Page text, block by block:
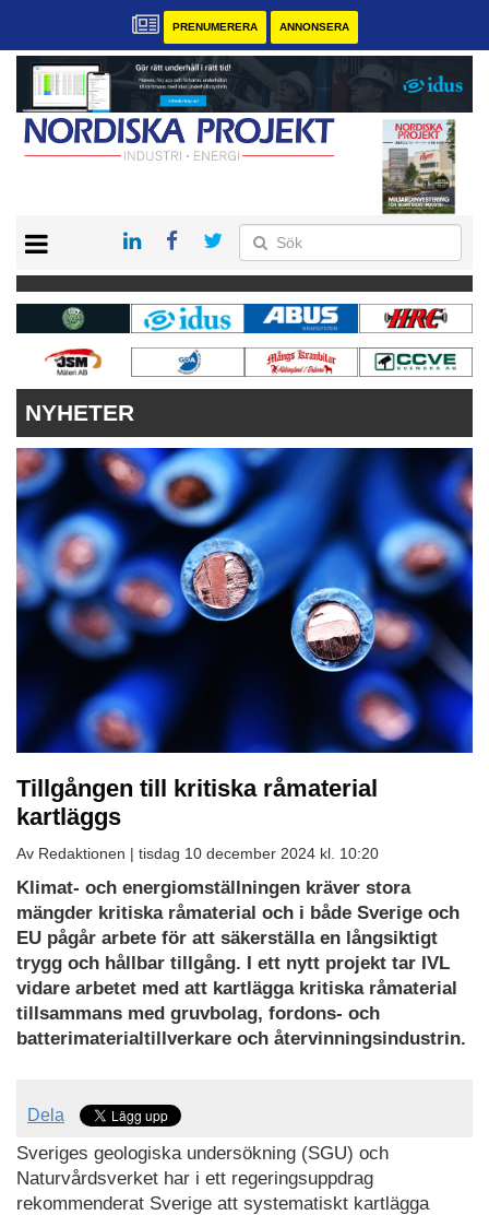
PRENUMERERA ANNONSERA
KONTAKT
VÅRA ANDRA MAGASIN
PRENUMERERA
ANNONSERA
NYHETER
Tillgången till kritiska råmaterial
kartläggs
Av Redaktionen | tisdag 10 december 2024 kl. 10:20
Ladda
ned
som
PDF
Klimat- och energiomställningen kräver stora
mängder kritiska råmaterial och i både Sverige och
EU pågår arbete för att säkerställa en långsiktigt
trygg och hållbar tillgång.
I ett nytt projekt tar IVL
vidare arbetet med att kartlägga kritiska råmaterial
tillsammans med gruvbolag, fordons- och
batterimaterialtillverkare och återvinningsindustrin.
Dela
Sveriges geologiska undersökning (SGU) och
Naturvårdsverket har i ett regeringsuppdrag
rekommenderat Sverige att systematiskt kartlägga